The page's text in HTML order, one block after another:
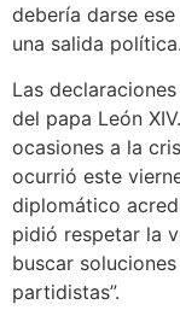
debería darse
una salida política.
Las
del papa León
ocasiones a la
ocurrió este
diplomático
pidió respetar la
buscar
partidistas”.